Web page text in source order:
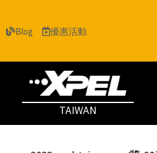
Blog 優惠活動
TAIWAN